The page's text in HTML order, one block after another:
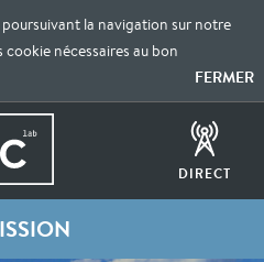
la navigation sur notre
cookie nécessaires au bon
FERMER
DIRECT